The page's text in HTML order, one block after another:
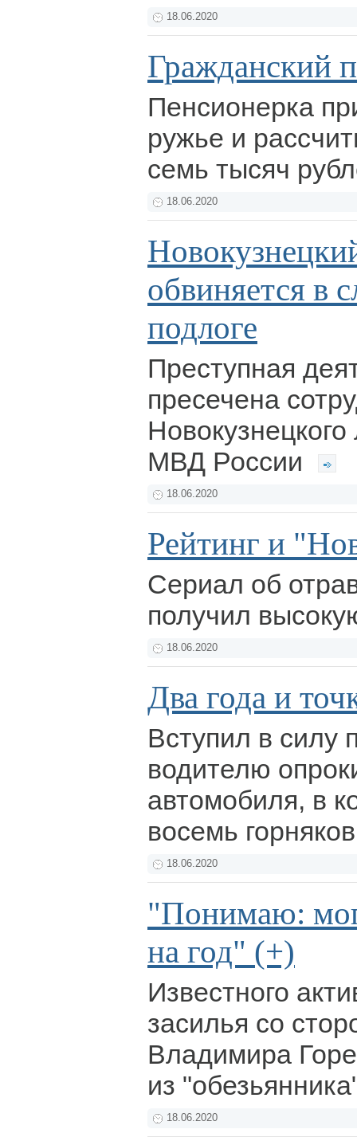
18.06.2020
Гражданский
Пенсионерка
ружье и
семь тысяч
18.06.2020
обвиняется в
подлоге
Преступная
пресечена
МВД России
18.06.2020
Рейтинг и
Сериал об
получил
18.06.2020
Два года и
Вступил в силу
водителю
автомобиля, в
восемь
18.06.2020
"Понимаю:
на год" (+)
Известного
засилья со
Владимира
из
18.06.2020